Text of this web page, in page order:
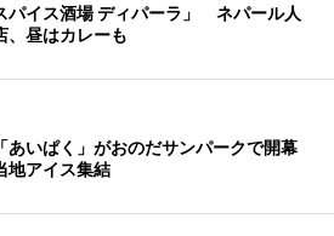
パイス酒場 ディパーラ」 ネパール人
、昼はカレーも
あいぱく」がおのだサンパークで開幕
地アイス集結